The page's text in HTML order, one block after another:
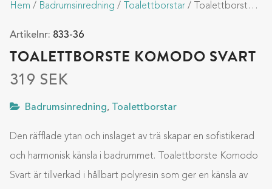
Hem / Badrumsinredning / Toalettborstar / Toalettborste Komodo Svart
Artikelnr: 833-36
TOALETTBORSTE KOMODO SVART
319 SEK
Badrumsinredning, Toalettborstar
Den räfflade ytan och inslaget av trä skapar en sofistikerad
och harmonisk känsla i badrummet. Toalettborste Komodo
Svart är tillverkad i hållbart polyresin som ger en känsla av